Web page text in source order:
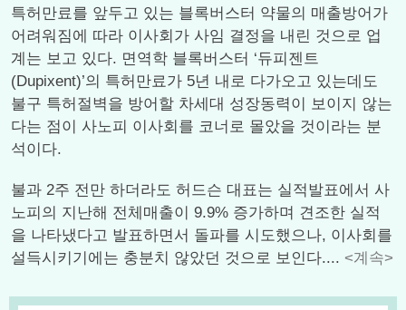
특허만료를 앞두고 있는 블록버스터 약물의 매출방어가
어려워짐에 따라 이사회가 사임 결정을 내린 것으로 업
계는 보고 있다. 면역학 블록버스터 ‘듀피젠트
(Dupixent)’의 특허만료가 5년 내로 다가오고 있는데도
불구 특허절벽을 방어할 차세대 성장동력이 보이지 않는
다는 점이 사노피 이사회를 코너로 몰았을 것이라는 분
석이다.
불과 2주 전만 하더라도 허드슨 대표는 실적발표에서 사
노피의 지난해 전체매출이 9.9% 증가하며 견조한 실적
을 나타냈다고 발표하면서 돌파를 시도했으나, 이사회를
설득시키기에는 충분치 않았던 것으로 보인다.... <계속>